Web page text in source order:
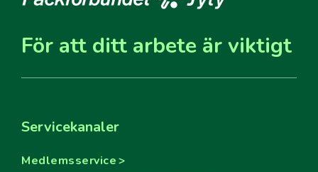
För att ditt arbete är viktigt
Servicekanaler
Medlemsservice